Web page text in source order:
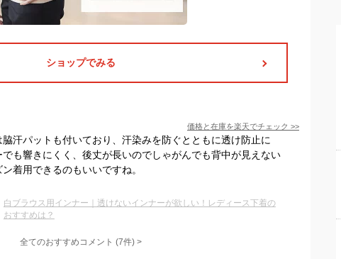
ショップでみる
価格と在庫を楽天でチェック >>
汗パットも付いており、汗染みを防ぐとともに透け防止に
も響きにくく、後丈が長いのでしゃがんでも背中が見えない
着用できるのもいいですね。
白ブラウス用インナー｜透けないインナーが欲しい！レディース下着の
おすすめは？
全てのおすすめコメント (7件) >